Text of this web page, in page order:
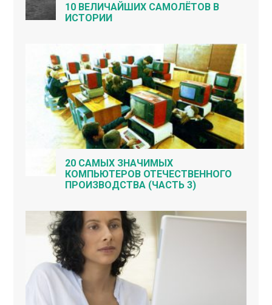
10 ВЕЛИЧАЙШИХ САМОЛЁТОВ В
ИСТОРИИ
20 САМЫХ ЗНАЧИМЫХ
КОМПЬЮТЕРОВ ОТЕЧЕСТВЕННОГО
ПРОИЗВОДСТВА (ЧАСТЬ 3)